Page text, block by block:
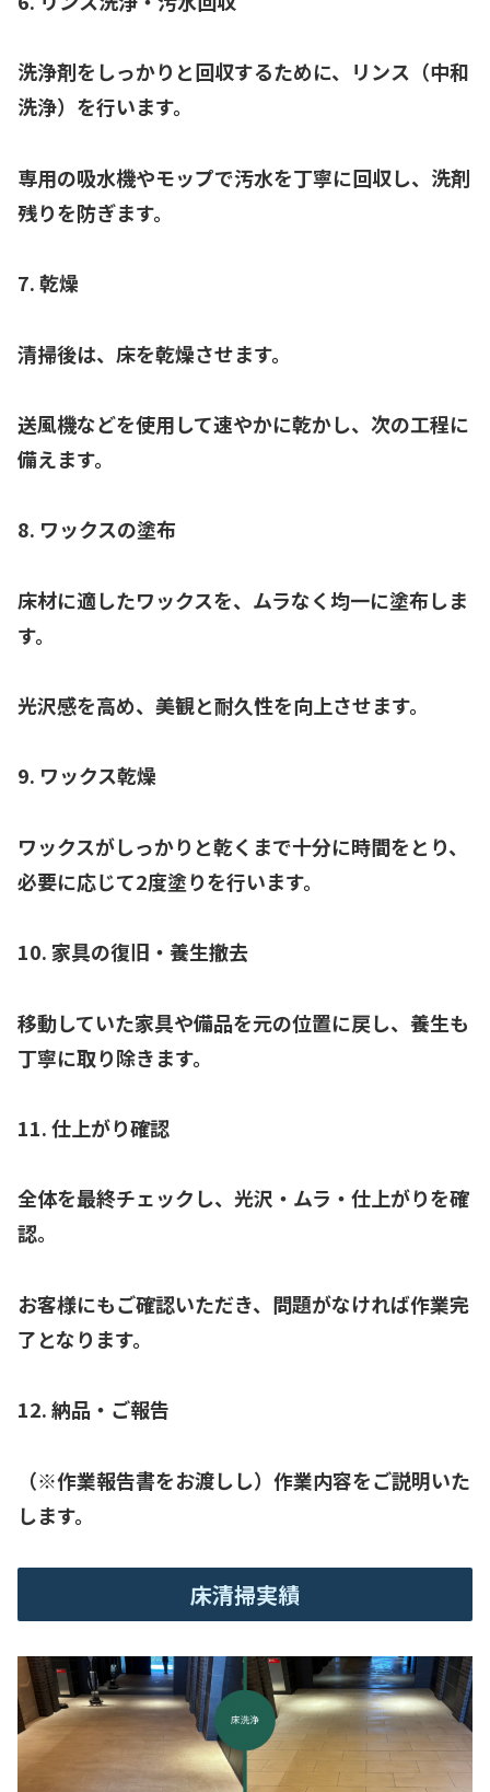
洗浄剤をしっかりと回収するために、リンス（中和
洗浄）を行います。
専用の吸水機やモップで汚水を丁寧に回収し、洗剤
残りを防ぎます。
7. 乾燥
清掃後は、床を乾燥させます。
送風機などを使用して速やかに乾かし、次の工程に
備えます。
8. ワックスの塗布
床材に適したワックスを、ムラなく均一に塗布しま
す。
光沢感を高め、美観と耐久性を向上させます。
9. ワックス乾燥
ワックスがしっかりと乾くまで十分に時間をとり、
必要に応じて2度塗りを行います。
10. 家具の復旧・養生撤去
移動していた家具や備品を元の位置に戻し、養生も
丁寧に取り除きます。
11. 仕上がり確認
全体を最終チェックし、光沢・ムラ・仕上がりを確
認。
お客様にもご確認いただき、問題がなければ作業完
了となります。
12. 納品・ご報告
（※作業報告書をお渡しし）作業内容をご説明いた
します。
床清掃実績